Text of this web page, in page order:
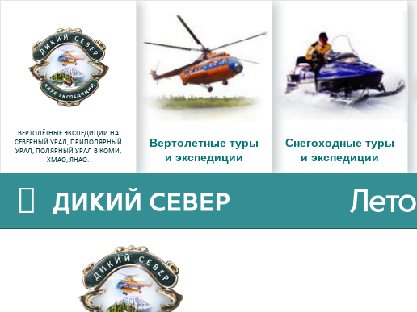
ВЕРТОЛЁТНЫЕ ЭКСПЕДИЦИИ НА
СЕВЕРНЫЙ УРАЛ, ПРИПОЛЯРНЫЙ
УРАЛ, ПОЛЯРНЫЙ УРАЛ В КОМИ,
ХМАО, ЯНАО.
Вертолетные туры
и экспедиции
Снегоходные туры
и экспедиции
Лето